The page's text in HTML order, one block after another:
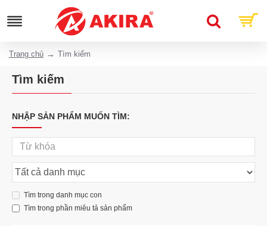
Trang chủ Tìm kiếm
Tìm kiếm
NHẬP SẢN PHẨM MUỐN TÌM:
Tìm trong danh mục con
Tìm trong phần miêu tả sản phẩm